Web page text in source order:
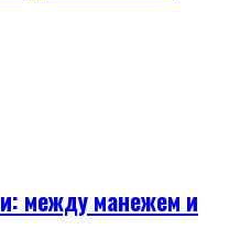
между манежем и